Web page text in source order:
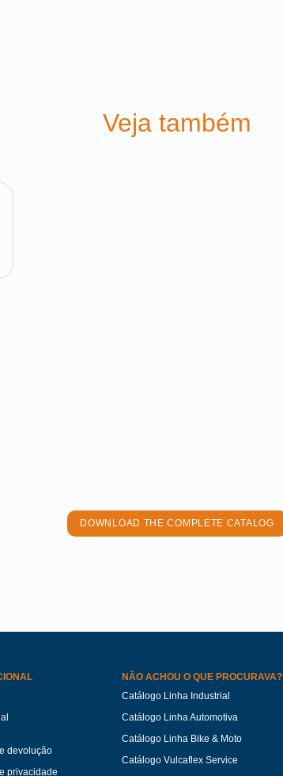
Veja também
DOWNLOAD THE COMPLETE CATALOG
devolução
privacidade
NÃO ACHOU O QUE PROCURAVA?
Catálogo Linha Industrial
Catálogo Linha Automotiva
Catálogo Linha Bike & Moto
Catálogo Vulcaflex Service